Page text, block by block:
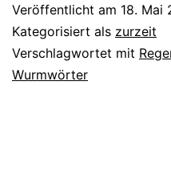
Veröffentlicht am 18. Mai
Kategorisiert als zurzeit
Verschlagwortet mit
Wurmwörter